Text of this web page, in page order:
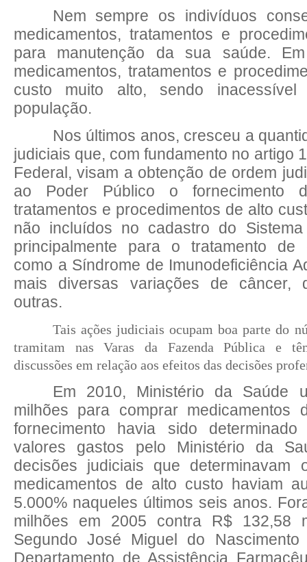
Nem sempre os indivíduos
medicamentos, tratamentos e
para manutenção da sua saúde.
medicamentos, tratamentos e
custo muito alto, sendo
população.
Nos últimos anos, cresceu a
judiciais que, com fundamento no artigo
Federal, visam a obtenção de ordem
ao Poder Público o fornecimento
tratamentos e procedimentos de alto
não incluídos no cadastro do
principalmente para o tratamento de
como a Síndrome de Imunodeficiência
mais diversas variações de câncer,
outras.
Tais ações judiciais ocupam boa parte do
tramitam nas Varas da Fazenda Pública e
discussões em relação aos efeitos das decisões
Em 2010, Ministério da Saúde
milhões para comprar medicamentos
fornecimento havia sido
valores gastos pelo Ministério da
decisões judiciais que determinavam
medicamentos de alto custo haviam
5.000% naqueles últimos seis anos.
milhões em 2005 contra R$ 132,58
Segundo José Miguel do
Departamento de Assistência